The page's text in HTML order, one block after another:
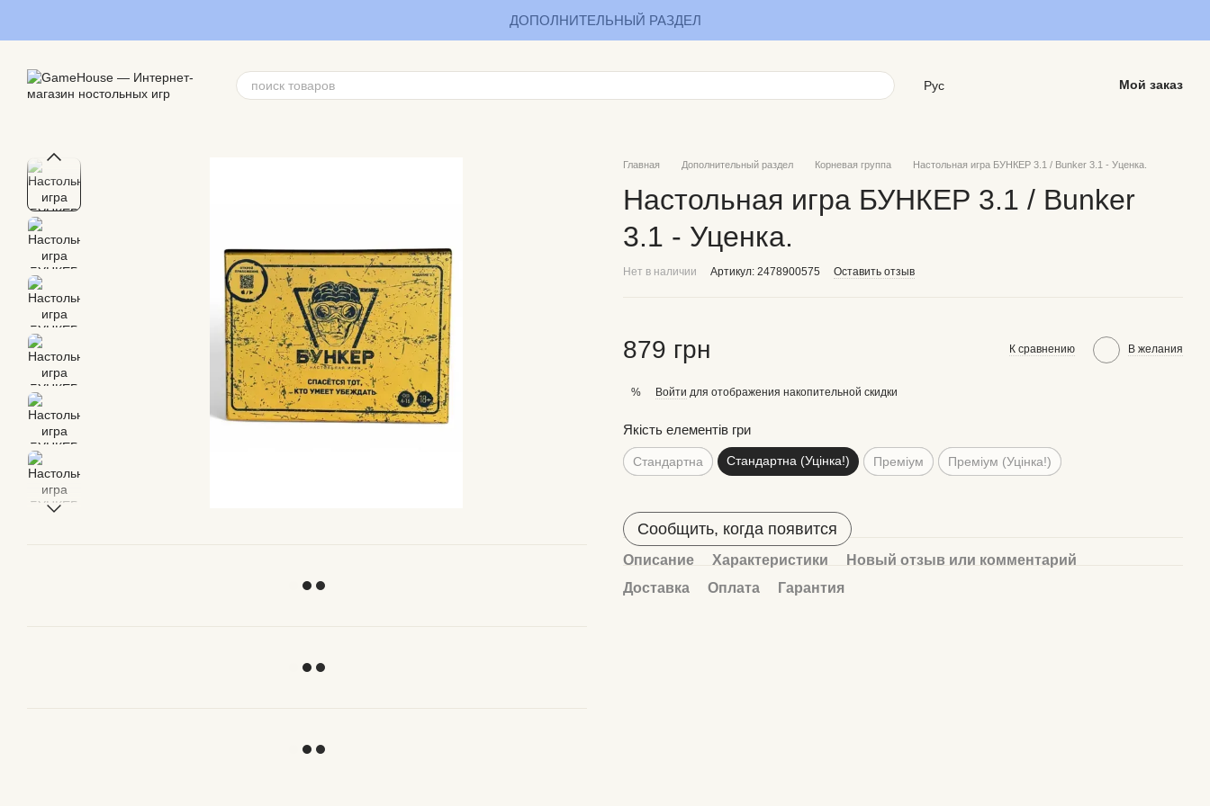
ДОПОЛНИТЕЛЬНЫЙ РАЗДЕЛ
Рус Мой заказ
Главная Дополнительный раздел Корневая группа Настольная игра БУНКЕР 3.1 / Bunker 3.1 - Уценка.
Настольная игра БУНКЕР 3.1 / Bunker
3.1 - Уценка.
Нет в наличии Артикул: 2478900575 Оставить отзыв
879 грн К сравнению В желания
% Войти для отображения накопительной скидки
Якість елементів гри
Стандартна Стандартна (Уцінка!) Преміум Преміум (Уцінка!)
Сообщить, когда появится
Описание Характеристики
Новый отзыв или комментарий
Доставка
Оплата Гарантия